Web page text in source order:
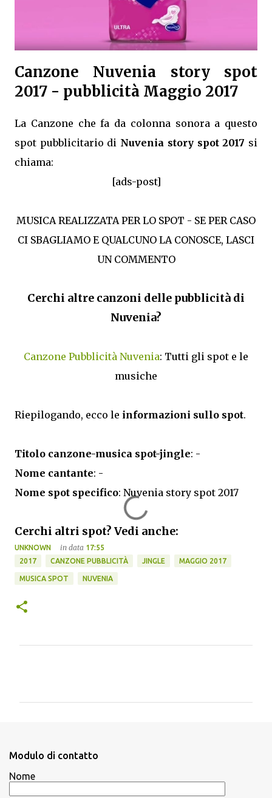
Canzone Nuvenia story spot
2017 - pubblicità Maggio 2017
La Canzone che fa da colonna sonora a questo
spot pubblicitario di Nuvenia story spot 2017 si
chiama:
[ads-post]
MUSICA REALIZZATA PER LO SPOT - SE PER CASO
CI SBAGLIAMO E QUALCUNO LA CONOSCE, LASCI
UN COMMENTO
Cerchi altre canzoni delle pubblicità di
Nuvenia?
Canzone Pubblicità Nuvenia: Tutti gli spot e le
musiche
Riepilogando, ecco le informazioni sullo spot.
Titolo canzone-musica spot-jingle: -
Nome cantante: -
Nome spot specifico: Nuvenia story spot 2017
Cerchi altri spot? Vedi anche:
UNKNOWN in data 17:55
2017
CANZONE PUBBLICITÀ JINGLE MAGGIO 2017
MUSICA SPOT NUVENIA
i
Modulo di contatto
Nome